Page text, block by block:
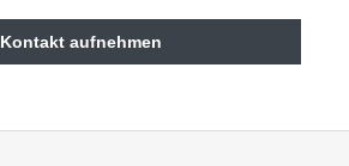
Kontakt aufnehmen